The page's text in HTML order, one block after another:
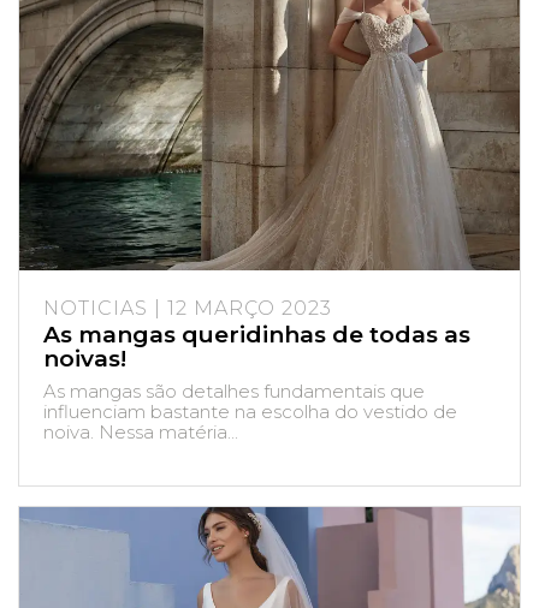
NOTICIAS | 12 MARÇO 2023
As mangas queridinhas de todas as
noivas!
As mangas são detalhes fundamentais que
influenciam bastante na escolha do vestido de
noiva. Nessa matéria...